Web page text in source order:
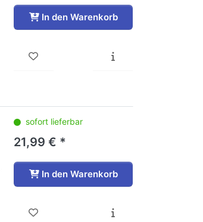
In den Warenkorb
sofort lieferbar
21,99 € *
In den Warenkorb